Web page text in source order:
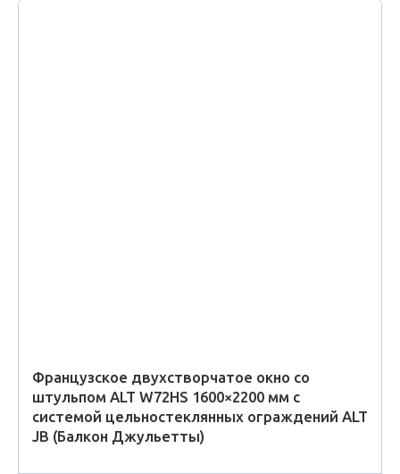
Французское двухстворчатое окно со
штульпом ALT W72HS 1600×2200 мм с
системой цельностеклянных ограждений ALT
JB (Балкон Джульетты)